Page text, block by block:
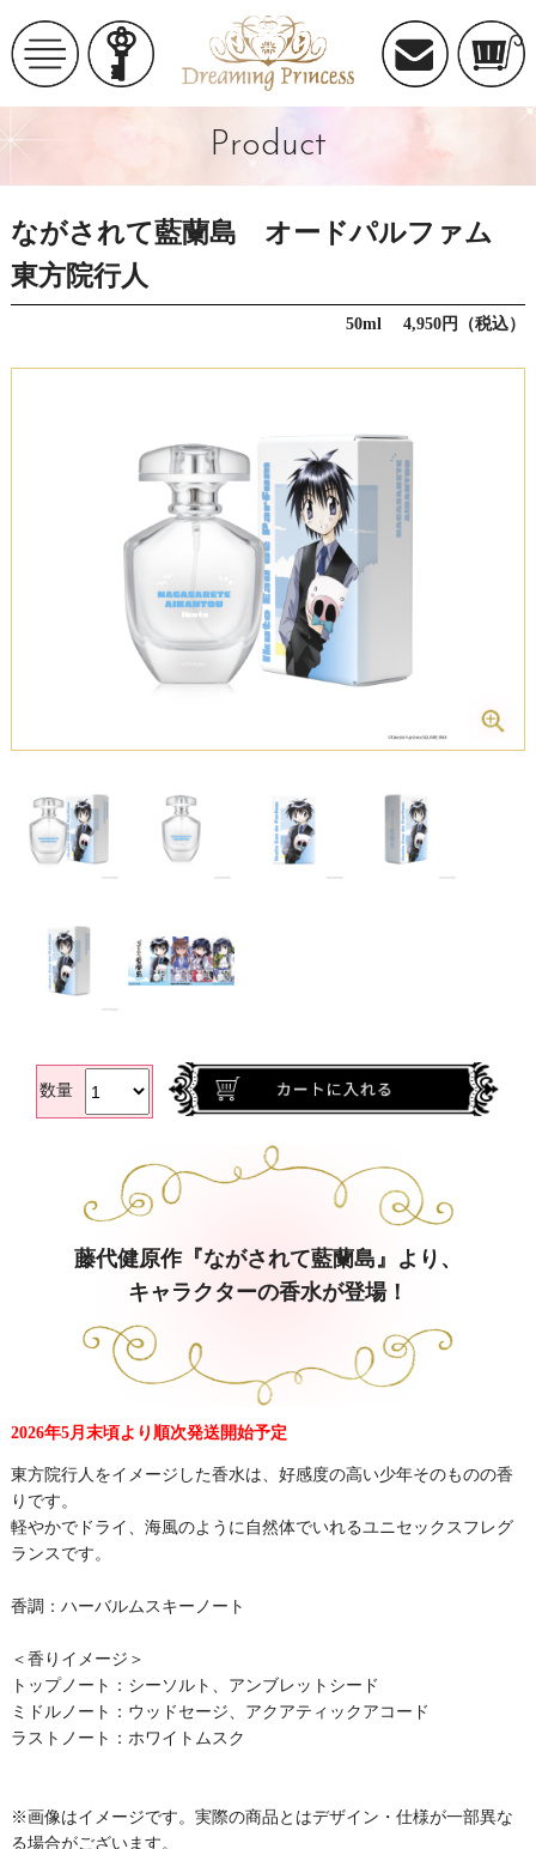
Product
ながされて藍蘭島 オードパルファム
東方院行人
50ml 4,950円（税込）
数量
藤代健原作『ながされて藍蘭島』より、
キャラクターの香水が登場！
2026年5月末頃より順次発送開始予定
東方院行人をイメージした香水は、好感度の高い少年そのものの香
りです。
軽やかでドライ、海風のように自然体でいれるユニセックスフレグ
ランスです。
香調：ハーバルムスキーノート
＜香りイメージ＞
トップノート：シーソルト、アンブレットシード
ミドルノート：ウッドセージ、アクアティックアコード
ラストノート：ホワイトムスク
※画像はイメージです。実際の商品とはデザイン・仕様が一部異な
る場合がございます。